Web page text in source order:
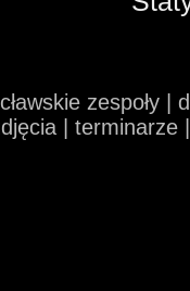
zespoły
|